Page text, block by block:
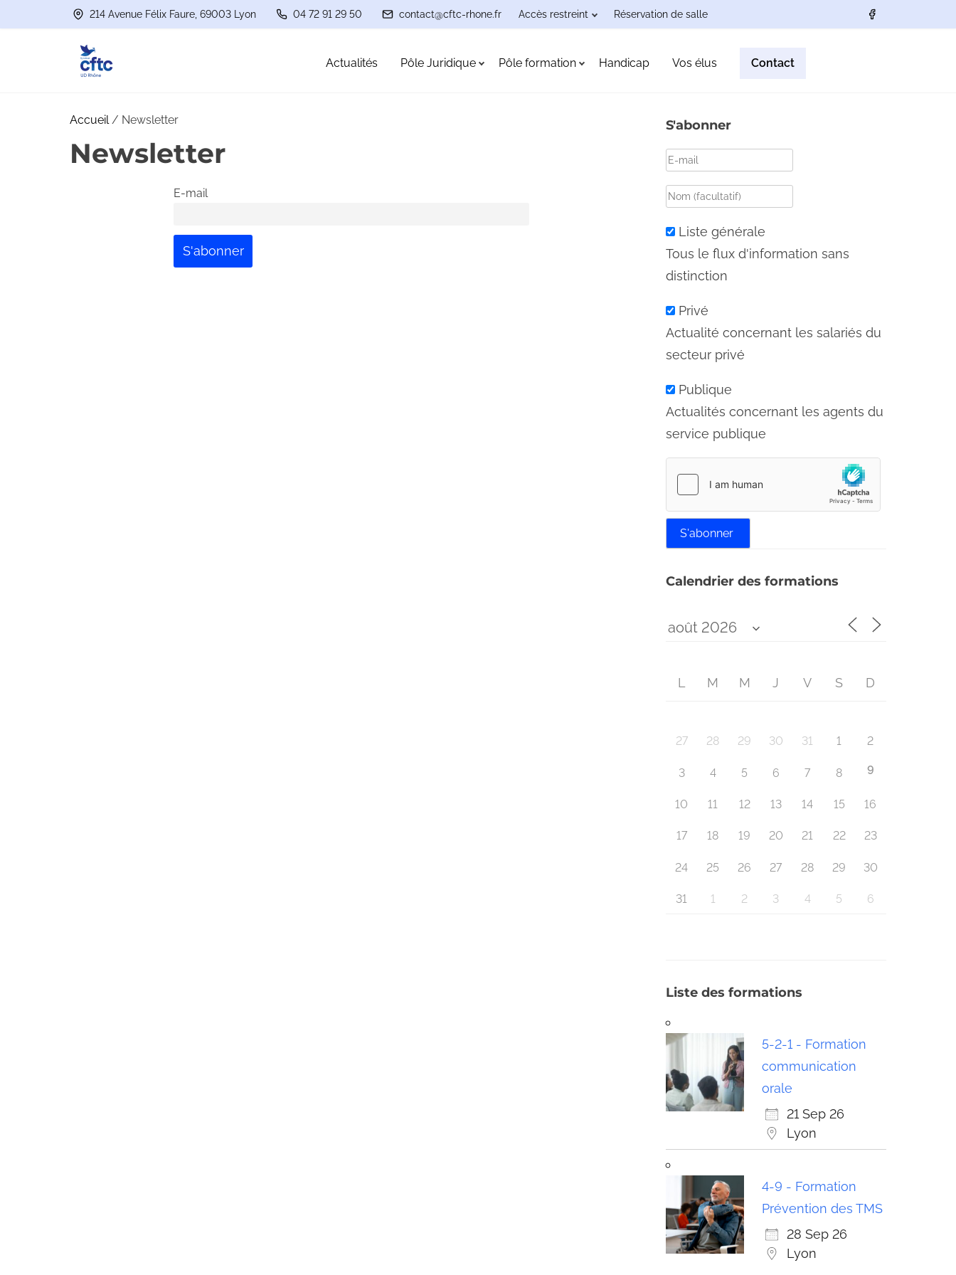
l
214 Avenue Félix Faure, 69003 Lyon 04 72 91 29 50 contact@cftc-rhone.fr Accès restreint Réservation de salle
Actualités Pôle Juridique Pôle formation Handicap Vos élus Contact
Accueil/ Newsletter
Newsletter
E-mail
S'abonner
Liste générale
Tous le flux d'information sans
distinction
Privé
Actualité concernant les salariés du
secteur privé
Publique
Actualités concernant les agents du
service publique
Calendrier des formations
L M M J V S D
27 28 29 30 31 1 2
3 4 5 6 7 8 9
10 11 12 13 14 15 16
17 18 19 20 21 22 23
24 25 26 27 28 29 30
31 1 2 3 4 5 6
Liste des formations
5-2-1 - Formation
communication
orale
21 Sep 26
Lyon
4-9 - Formation
Prévention des TMS
28 Sep 26
Lyon